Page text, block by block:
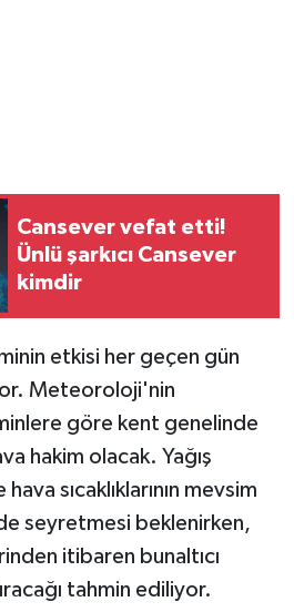
Cansever vefat etti!
Ünlü şarkıcı Cansever
kimdir
etkisi her geçen gün
Meteoroloji'nin
göre kent genelinde
hakim olacak. Yağış
sıcaklıklarının mevsim
seyretmesi beklenirken,
itibaren bunaltıcı
tahmin ediliyor.